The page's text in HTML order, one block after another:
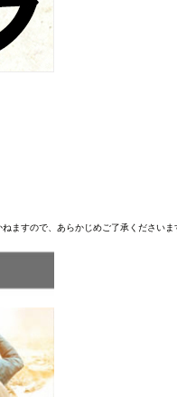
ますので、あらかじめご了承くださいま